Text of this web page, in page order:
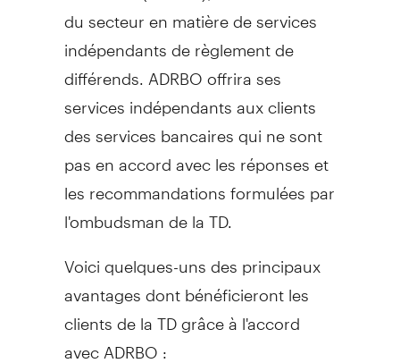
du secteur en matière de services
indépendants de règlement de
différends. ADRBO offrira ses
services indépendants aux clients
des services bancaires qui ne sont
pas en accord avec les réponses et
les recommandations formulées par
l'ombudsman de la TD.
Voici quelques-uns des principaux
avantages dont bénéficieront les
clients de la TD grâce à l'accord
avec ADRBO :